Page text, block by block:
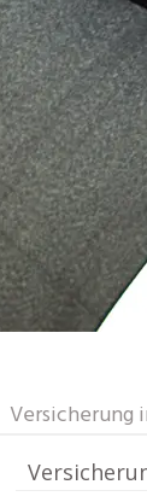
Versicherung